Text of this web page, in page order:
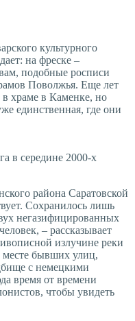
культурного
на фреске –
подобные росписи
Поволжья. Еще лет
храме в Каменке, но
единственная, где они
в середине 2000-х
района Саратовской
Сохранилось лишь
негазифицированных
– рассказывает
излучине реки
бывших улиц,
с немецкими
время от времени
чтобы увидеть